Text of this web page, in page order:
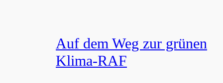
Auf dem Weg zur grünen
Klima-RAF